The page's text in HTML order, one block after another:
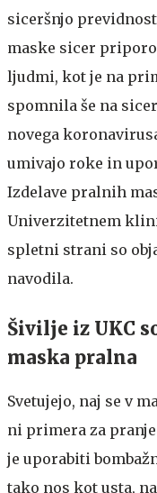
siceršnjo
maske sicer
ljudmi, kot je na
spomnila še na
novega
umivajo roke in
Izdelave pralnih
Univerzitetnem
spletni strani so
navodila.
Šivilje iz UKC
maska pralna
Svetujejo, naj se v
ni primera za
je uporabiti
tako nos kot usta,